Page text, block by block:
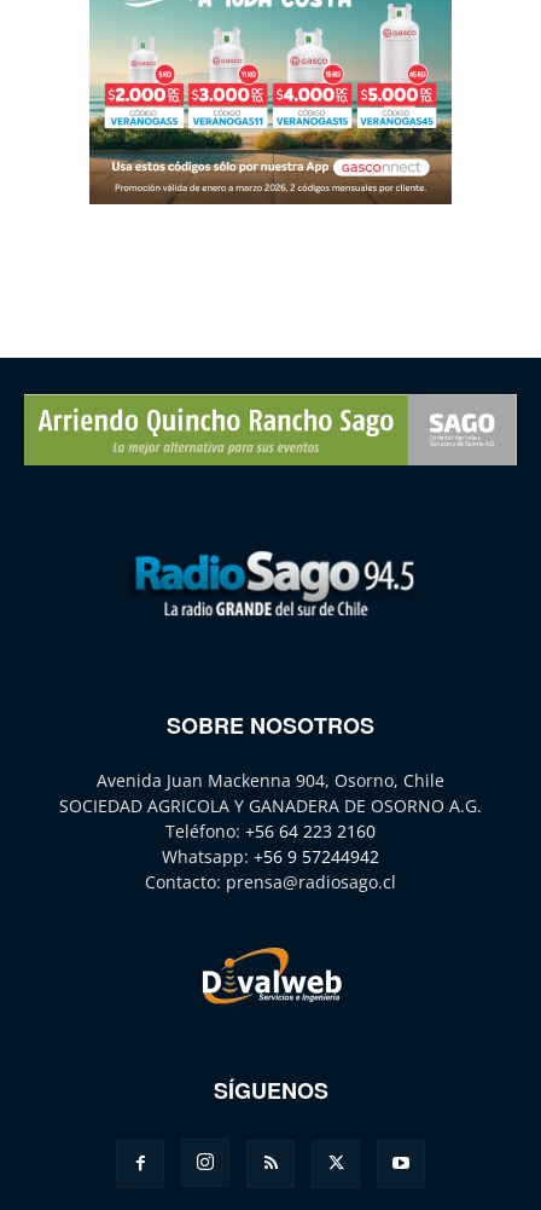
SOBRE NOSOTROS
Avenida Juan Mackenna 904, Osorno, Chile
SOCIEDAD AGRICOLA Y GANADERA DE OSORNO A.G.
Teléfono: +56 64 223 2160
Whatsapp: +56 9 57244942
Contacto: prensa@radiosago.cl
SÍGUENOS